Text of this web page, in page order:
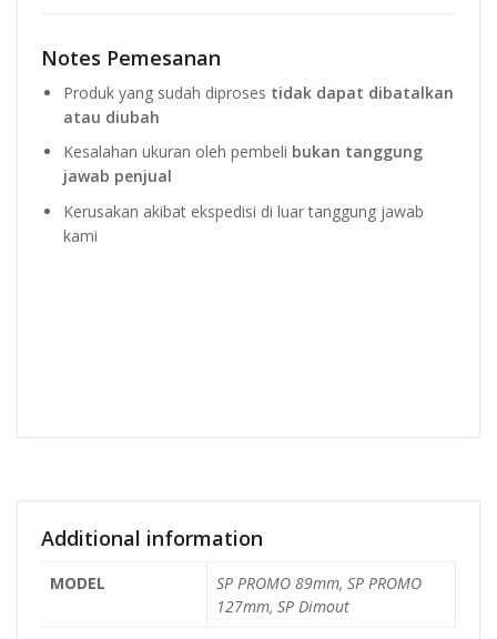
Notes Pemesanan
Produk yang sudah diproses tidak dapat dibatalkan
atau diubah
Kesalahan ukuran oleh pembeli bukan tanggung
jawab penjual
Kerusakan akibat ekspedisi di luar tanggung jawab
kami
Additional information
MODEL
SP PROMO 89mm, SP PROMO
127mm, SP Dimout